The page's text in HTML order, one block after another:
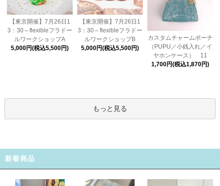
【東京開催】7月26日1
3：30～flexibleフラドー
ルワークショップA
5,000円(税込5,500円)
【東京開催】7月26日1
3：30～flexibleフラドー
ルワークショップB
5,000円(税込5,500円)
カスタムチャームポーチ
（PUPU／小銭入れ／イ
ヤホンケース） 11
1,700円(税込1,870円)
もっと見る
新着商品